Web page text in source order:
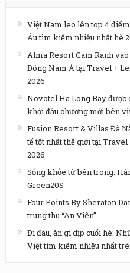
Việt Nam leo lên top 4
Âu tìm kiếm nhiều nhất hè
Alma Resort Cam Ranh
Đông Nam Á tại Travel +
2026
Novotel Ha Long Bay được
khởi đầu chương mới bên
Fusion Resort & Villas Đà
tế tốt nhất thế giới tại
2026
Sống khỏe từ bên trong:
Green20S
Four Points By Sheraton
trung thu “An Viên”
Đi đâu, ăn gì dịp cuối hè:
Việt tìm kiếm nhiều nhất